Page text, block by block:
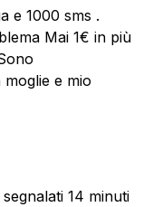
e 1000 sms .
Mai 1€ in più
e mio
14 minuti